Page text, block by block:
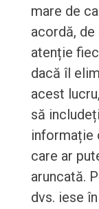
mare de
acordă,
atenție
dacă îl
acest
să
informație
care ar
aruncată.
dvs. iese